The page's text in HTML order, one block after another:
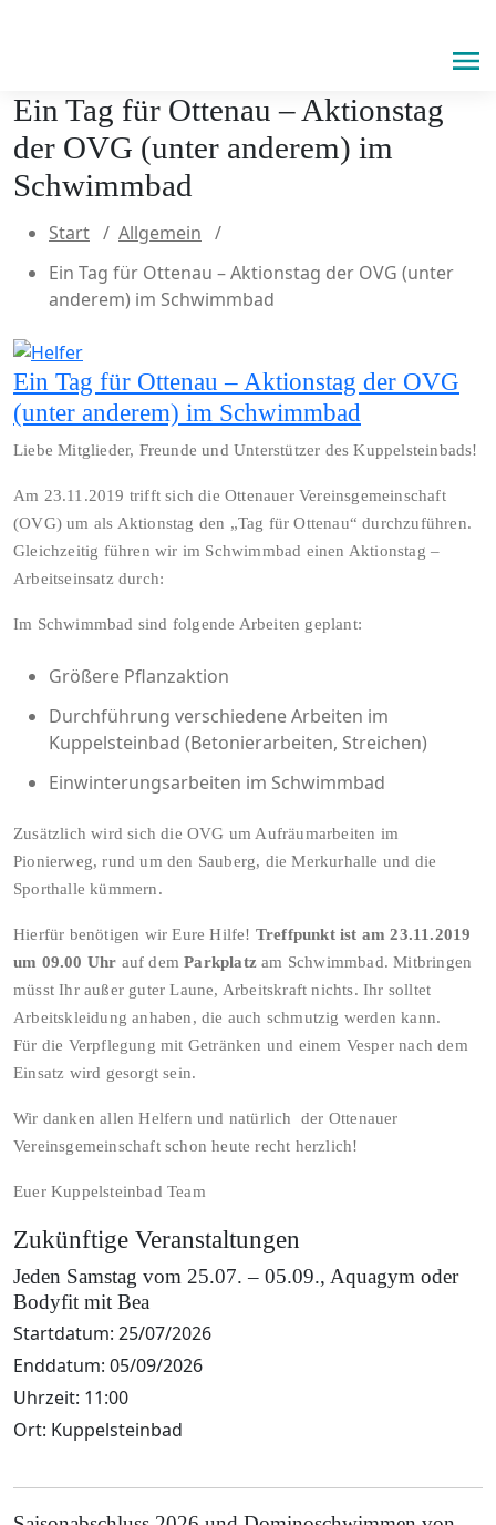
Ein Tag für Ottenau – Aktionstag
der OVG (unter anderem) im
Schwimmbad
Start / Allgemein /
Ein Tag für Ottenau – Aktionstag der OVG (unter
anderem) im Schwimmbad
Ein Tag für Ottenau – Aktionstag der OVG
(unter anderem) im Schwimmbad
Liebe Mitglieder, Freunde und Unterstützer des Kuppelsteinbads!
Am 23.11.2019 trifft sich die Ottenauer Vereinsgemeinschaft
(OVG) um als Aktionstag den „Tag für Ottenau“ durchzuführen.
Gleichzeitig führen wir im Schwimmbad einen Aktionstag –
Arbeitseinsatz durch:
Im Schwimmbad sind folgende Arbeiten geplant:
Größere Pflanzaktion
Durchführung verschiedene Arbeiten im
Kuppelsteinbad (Betonierarbeiten, Streichen)
Einwinterungsarbeiten im Schwimmbad
Zusätzlich wird sich die OVG um Aufräumarbeiten im
Pionierweg, rund um den Sauberg, die Merkurhalle und die
Sporthalle kümmern.
Hierfür benötigen wir Eure Hilfe! Treffpunkt ist am 23.11.2019
um 09.00 Uhr auf demParkplatz am Schwimmbad. Mitbringen
müsst Ihr außer guter Laune, Arbeitskraft nichts. Ihr solltet
Arbeitskleidung anhaben, die auch schmutzig werden kann.
Für die Verpflegung mit Getränken und einem Vesper nach dem
Einsatz wird gesorgt sein.
Wir danken allen Helfern und natürlich der Ottenauer
Vereinsgemeinschaft schon heute recht herzlich!
Euer Kuppelsteinbad Team
Zukünftige Veranstaltungen
Jeden Samstag vom 25.07. – 05.09., Aquagym oder
Bodyfit mit Bea
Startdatum: 25/07/2026
Enddatum: 05/09/2026
Uhrzeit: 11:00
Ort: Kuppelsteinbad